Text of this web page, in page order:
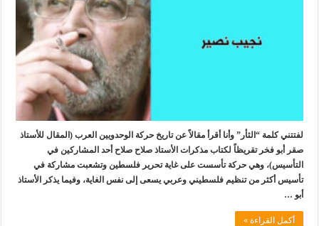
لفتتني كلمة “الثأر” وأنا أقرأ مقالاً عن تاريخ حركة الوحدويين العرب (المقال للأستاذ
صقر أبو فخر تقريظاً لكتاب مذكرات الأستاذ صلاح صلاح أحد المشاركين في
التأسيس)، وهي حركة تأسست على غاية تحرير فلسطين وتشعبت مشاركة في
تأسيس أكثر من تنظيم فلسطيني وعربي يسعى إلى نفس الغاية، وفيما يذكر الأستاذ
أبو …
أكمل القراءة »